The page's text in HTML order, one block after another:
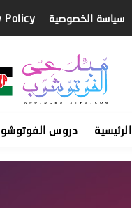
سياسة الخصوصية Policy
الرئيسية دروس